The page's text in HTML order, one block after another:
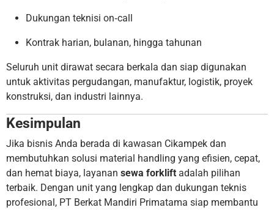
Dukungan teknisi on‐call
Kontrak harian, bulanan, hingga tahunan
Seluruh unit dirawat secara berkala dan siap digunakan
untuk aktivitas pergudangan, manufaktur, logistik, proyek
konstruksi, dan industri lainnya.
Kesimpulan
Jika bisnis Anda berada di kawasan Cikampek dan
membutuhkan solusi material handling yang efisien, cepat,
dan hemat biaya, layanan sewa forklift adalah pilihan
terbaik. Dengan unit yang lengkap dan dukungan teknis
profesional, PT Berkat Mandiri Primatama siap membantu